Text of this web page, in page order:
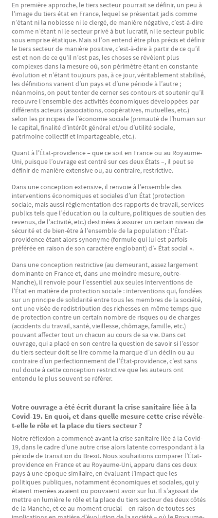
En première approche, le tiers secteur pourrait se définir, un peu à
l’image du tiers état en France, lequel se présentait jadis comme
n’étant ni la noblesse ni le clergé, de manière négative, c’est-à-dire
comme n’étant ni le secteur privé à but lucratif, ni le secteur public
sous emprise étatique. Mais si l’on entend être plus précis et définir
le tiers secteur de manière positive, c’est-à-dire à partir de ce qu’il
est et non de ce qu’il n’est pas, les choses se révèlent plus
complexes dans la mesure où, son périmètre étant en constante
évolution et n’étant toujours pas, à ce jour, véritablement stabilisé,
les définitions varient d’un pays et d’une période à l’autre ;
néanmoins, on peut tenter de cerner ses contours et soutenir qu’il
recouvre l’ensemble des activités économiques développées par
différents acteurs (associations, coopératives, mutuelles, etc.)
selon les principes de l’économie sociale (primauté de l’humain sur
le capital, finalité d’intérêt général et/ou d’utilité sociale,
patrimoine collectif et impartageable, etc.).
Quant à l’État-providence – que ce soit en France ou au Royaume-
Uni, puisque l’ouvrage est centré sur ces deux États –, il peut se
définir de manière extensive ou, au contraire, restrictive.
Dans une conception extensive, il renvoie à l’ensemble des
interventions économiques et sociales d’un État (protection
sociale, mais aussi réglementation des rapports de travail, services
publics tels que l’éducation ou la culture, politiques de soutien des
revenus, de l’activité, etc.) destinées à assurer un certain niveau de
sécurité et de bien-être à l’ensemble de la population : l’État-
providence étant alors synonyme (formule qui lui est parfois
préférée en raison de son caractère englobant) d’« État social ».
Dans une conception restrictive (au demeurant, assez largement
dominante en France et, dans une moindre mesure, outre-
Manche), il renvoie pour l’essentiel aux seules interventions de
l’État en matière de protection sociale : interventions qui, fondées
sur un principe de solidarité entre tous les membres de la société,
ont une visée de redistribution des richesses en même temps que
de protection contre un certain nombre de risques ou de charges
(accidents du travail, santé, vieillesse, chômage, famille, etc.)
pouvant affecter tout un chacun au cours de sa vie. Dans cet
ouvrage, qui a placé en son centre la question de savoir si l’essor
du tiers secteur doit se lire comme la marque d’un déclin ou au
contraire d’un perfectionnement de l’État-providence, c’est sans
nul doute à cette conception restrictive que les auteurs ont
entendu le plus souvent se référer.
Texte
Votre ouvrage a été écrit durant la crise sanitaire liée à la
Covid-19. En quoi, et dans quelle mesure cette crise révèle-
t-elle le rôle et la place du tiers secteur ?
Notre réflexion a commencé avant la crise sanitaire liée à la Covid-
19, dans le cadre d’une autre crise alors latente correspondant à la
période de transition du Brexit. Nous souhaitions comparer l’État-
providence en France et au Royaume-Uni, apparu dans ces deux
pays à une époque similaire, en évaluant l’impact que les
politiques publiques, notamment économiques et sociales, qui y
étaient menées avaient ou pouvaient avoir sur lui. Il s’agissait de
mettre en lumière le rôle et la place du tiers secteur des deux côtés
de la Manche, et ce au moment crucial – en raison de toutes ses